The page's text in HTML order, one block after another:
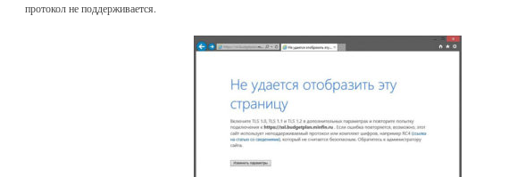
протокол не поддерживается.